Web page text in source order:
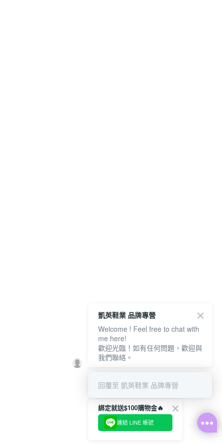
綁定就送$100購物金🔥
連結 LINE 帳號
凱英鞋業 品牌專營
Welcome ! Feel free to chat with
me here!
歡迎光臨！如有任何問題，歡迎與
我們聯絡。
回覆至 凱英鞋業 品牌專營